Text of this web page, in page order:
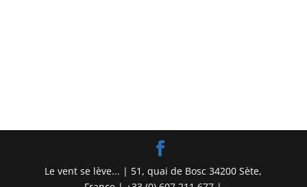
Le vent se lève... | 51, quai de Bosc 34200 Sète,